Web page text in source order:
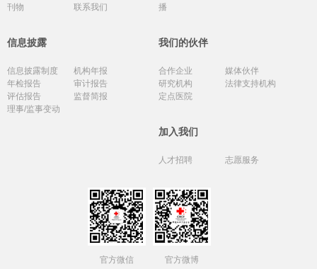
刊物
联系我们
播
信息披露
信息披露制度
机构年报
年检报告
审计报告
评估报告
监督简报
理事/监事变动
我们的伙伴
合作企业
媒体伙伴
研究机构
法律支持机构
定点医院
加入我们
人才招聘 志愿服务
官方微信 官方微博